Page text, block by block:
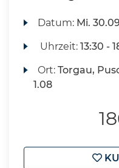
Datum: Mi.
Uhrzeit:13:30 -
Ort:Torgau,
1.08